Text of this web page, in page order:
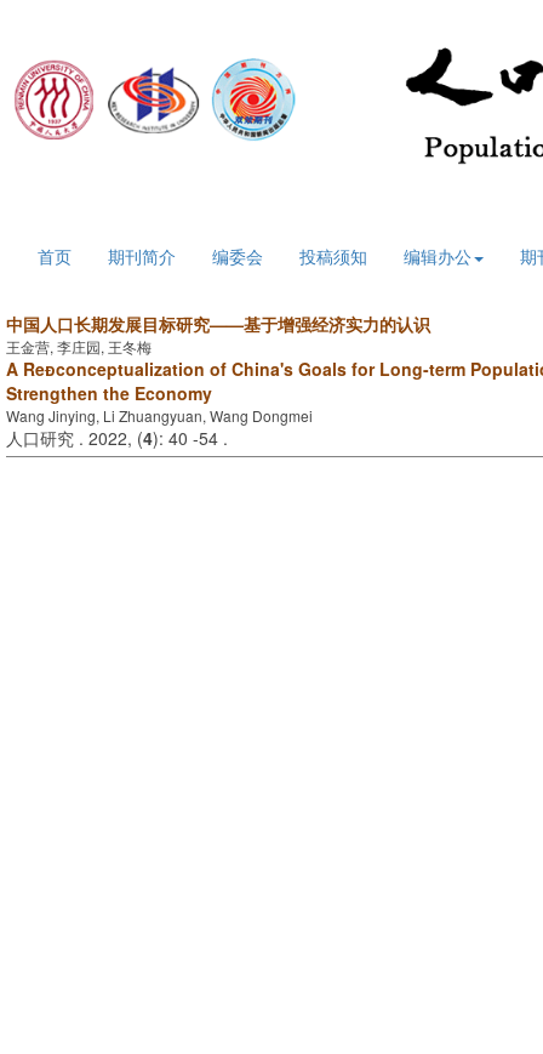
首页 期刊简介 编委会 投稿须知 编辑办公 期
中国人口长期发展目标研究——基于增强经济实力的认识
王金营, 李庄园, 王冬梅
A Reconceptualization of China's Goals for Long-term
Strengthen the Economy
Wang Jinying, Li Zhuangyuan, Wang Dongmei
人口研究 . 2022, (4): 40 -54 .